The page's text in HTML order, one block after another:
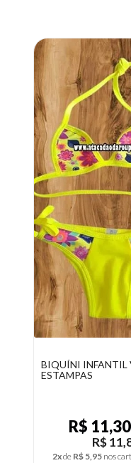
BIQUÍNI INFANTIL
ESTAMPAS
R$ 11,30
R$
2xde R$ 5,95 nos